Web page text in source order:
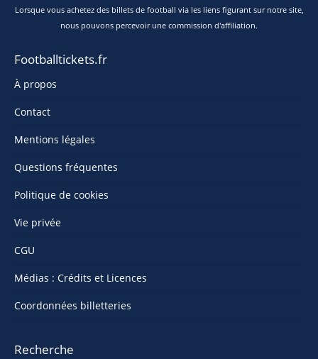
Lorsque vous achetez des billets de football via les liens figurant sur notre site,
nous pouvons percevoir une commission d'affiliation.
Footballtickets.fr
À propos
Contact
Mentions légales
Questions fréquentes
Politique de cookies
Vie privée
CGU
Médias : Crédits et Licences
Coordonnées billetteries
Recherche